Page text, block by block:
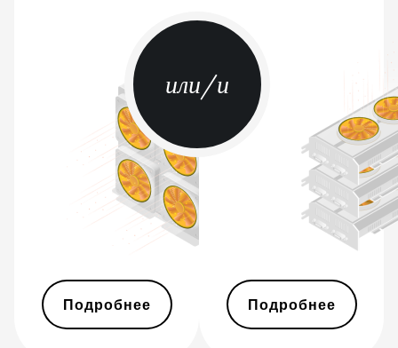
XP+ Hyd (500Th)
BITMAIN AntMiner S21+
BITMAIN AntMiner S21+
Hyd (319Th)
BITMAIN AntMiner S21e
XP Hyd (430Th)
BITMAIN AntMiner S21e
XP Hyd 3U (860Th)
XP Hyd (495Th/s)
BITMAIN AntMiner S9
или/и
Подробнее Подробнее